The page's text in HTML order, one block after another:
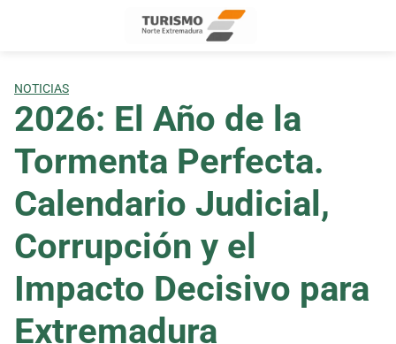
NOTICIAS
2026: El Año de la
Tormenta Perfecta.
Calendario Judicial,
Corrupción y el
Impacto Decisivo para
Extremadura